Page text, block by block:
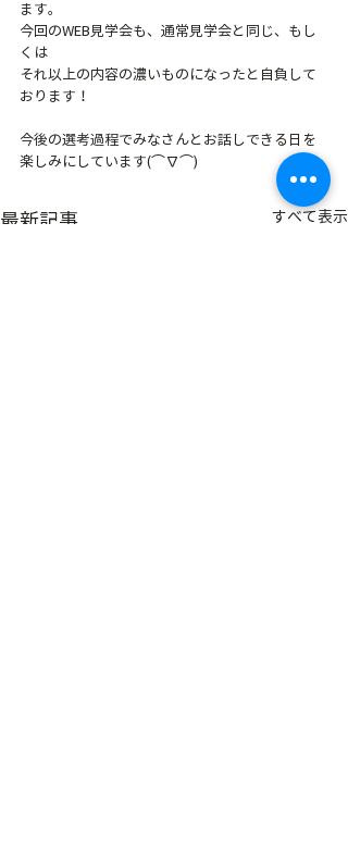
ます。
今回のWEB見学会も、通常見学会と同じ、もし
くは
それ以上の内容の濃いものになったと自負して
おります！
今後の選考過程でみなさんとお話しできる日を
楽しみにしています(⌒∇⌒)
最新記事 すべて表示